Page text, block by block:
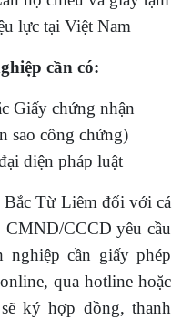
lực tại Việt Nam
cần có:
Giấy chứng nhận
sao công chứng)
diện pháp luật
Từ Liêm đối với cá
CMND/CCCD yêu cầu
cần giấy phép
qua hotline hoặc
ký hợp đồng, thanh